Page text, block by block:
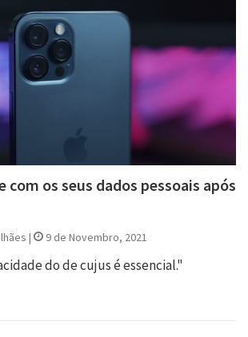
com os seus dados pessoais após
| 9 de Novembro, 2021
do de cujus é essencial."